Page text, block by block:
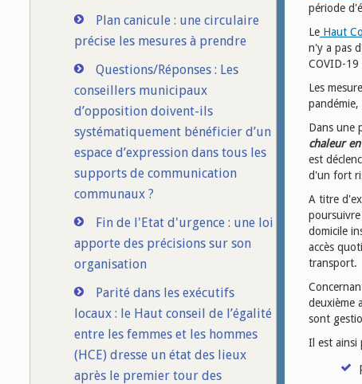
Plan canicule : une circulaire
précise les mesures à prendre
Questions/Réponses : Les
conseillers municipaux
d’opposition doivent-ils
systématiquement bénéficier d’un
espace d’expression dans tous les
supports de communication
communaux ?
Fin de l'Etat d'urgence : une loi
apporte des précisions sur son
organisation
Parité dans les exécutifs
locaux : le Haut conseil de l’égalité
entre les femmes et les hommes
(HCE) dresse un état des lieux
après le premier tour des
période
Le Haut
n'y a pas
COVID-19
Les
pandémie,
Dans une
chaleur
est
d'un fort
A titre
poursuivre
domicile
accès
transport.
deuxième
sont
Il est ainsi